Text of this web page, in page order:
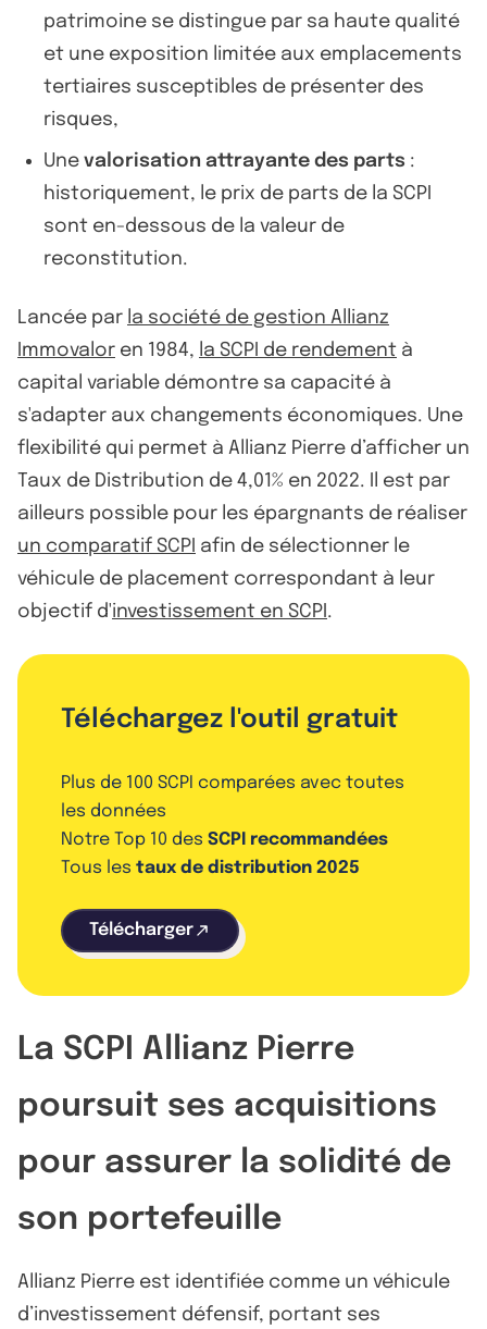
patrimoine se distingue par sa haute qualité
et une exposition limitée aux emplacements
tertiaires susceptibles de présenter des
risques,
Une valorisation attrayante des parts :
historiquement, le prix de parts de la SCPI
sont en-dessous de la valeur de
reconstitution.
Lancée par la société de gestion Allianz
Immovalor en 1984, la SCPI de rendement à
capital variable démontre sa capacité à
s'adapter aux changements économiques. Une
flexibilité qui permet à Allianz Pierre d’afficher un
Taux de Distribution de 4,01% en 2022. Il est par
ailleurs possible pour les épargnants de réaliser
un comparatif SCPI afin de sélectionner le
véhicule de placement correspondant à leur
objectif d'investissement en SCPI .
Téléchargez l'outil gratuit
Plus de 100 SCPI comparées avec toutes
les données
Notre Top 10 des SCPI recommandées
Tous les taux de distribution 2025
Télécharger
La SCPI Allianz Pierre
poursuit ses acquisitions
pour assurer la solidité de
son portefeuille
Allianz Pierre est identifiée comme un véhicule
d’investissement défensif, portant ses